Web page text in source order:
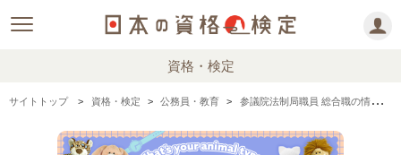
資格・検定
サイトトップ 資格・検定 公務員・教育 参議院法制局職員 総合職の情報まとめ